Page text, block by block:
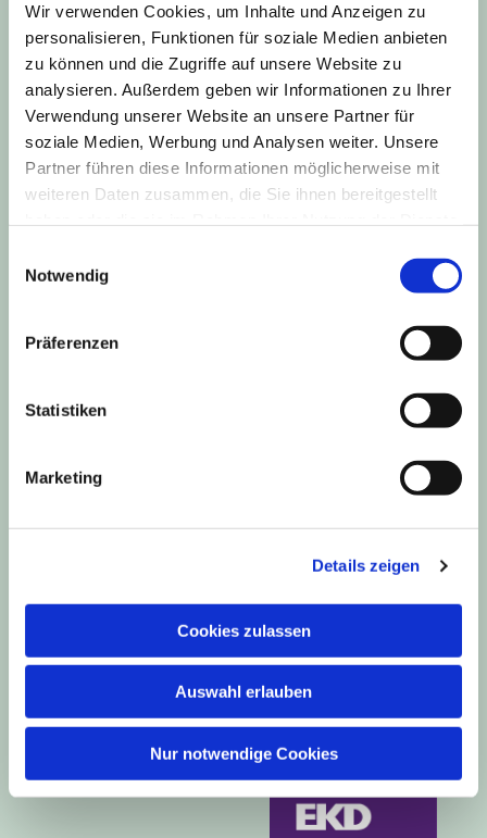
Wir verwenden Cookies, um Inhalte und Anzeigen zu
personalisieren, Funktionen für soziale Medien anbieten
zu können und die Zugriffe auf unsere Website zu
analysieren. Außerdem geben wir Informationen zu Ihrer
Verwendung unserer Website an unsere Partner für
soziale Medien, Werbung und Analysen weiter. Unsere
Partner führen diese Informationen möglicherweise mit
weiteren Daten zusammen, die Sie ihnen bereitgestellt
Notwendig
Präferenzen
Statistiken
Marketing
Details zeigen
Cookies zulassen
Auswahl erlauben
Nur notwendige Cookies
Es gibt verschiedenen Krabbelgruppen in
unserer Gemeinde, die sich am
Donnerstag Vormittag,
Donnerstag Nachmittag und
Freitag Vormittag
Da die Räumlichkeiten begrenzt sind, sind die
Krabbelgruppen auf eine kleine Anzahl von
Frankstr. 9
58135 Hagen
Email: buero@kirchengemeinde-haspe.de